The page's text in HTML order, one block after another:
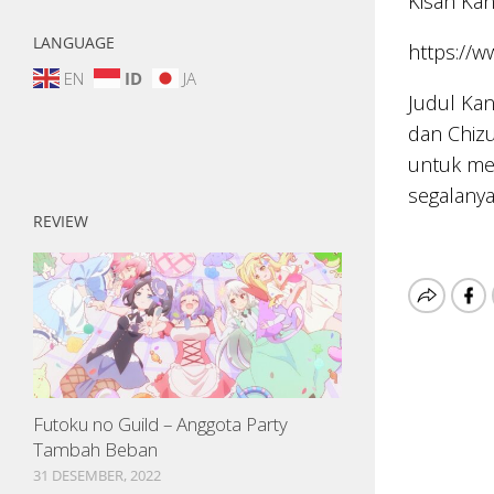
https://
Judul
dan
untuk
LANGUAGE
EN ID JA
REVIEW
Futoku no Guild – Anggota Party
Tambah Beban
31 DESEMBER, 2022